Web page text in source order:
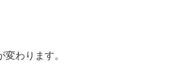
わります。